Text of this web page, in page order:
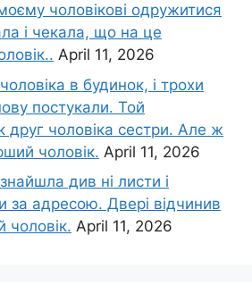
чоловікові одружитися
і чекала, що на це
April 11, 2026
в будинок, і трохи
постукали. Той
друг чоловіка сестри. Але ж
чоловік. April 11, 2026
див ні листи і
за адресою. Двері відчинив
чоловік. April 11, 2026